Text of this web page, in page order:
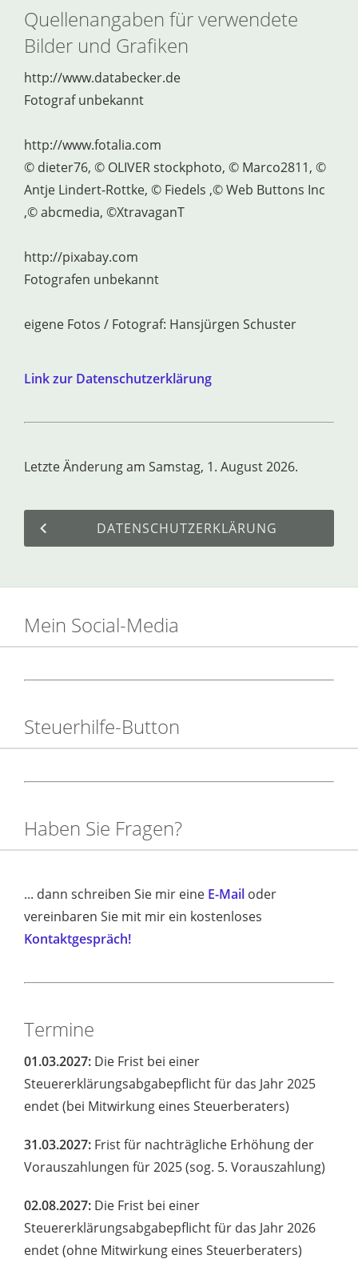
Quellenangaben für verwendete
Bilder und Grafiken
http://www.databecker.de
Fotograf unbekannt
http://www.fotalia.com
© dieter76, © OLIVER stockphoto, © Marco2811, ©
Antje Lindert-Rottke, © Fiedels ,© Web Buttons Inc
,© abcmedia, ©XtravaganT
http://pixabay.com
Fotografen unbekannt
eigene Fotos / Fotograf: Hansjürgen Schuster
Link zur Datenschutzerklärung
Letzte Änderung am Samstag, 1. August 2026.
DATENSCHUTZERKLÄRUNG
Mein Social-Media
Steuerhilfe-Button
Haben Sie Fragen?
... dann schreiben Sie mir eine E-Mail oder
vereinbaren Sie mit mir ein kostenloses
Kontaktgespräch!
Termine
01.03.2027: Die Frist bei einer
Steuererklärungsabgabepflicht für das Jahr 2025
endet (bei Mitwirkung eines Steuerberaters)
31.03.2027: Frist für nachträgliche Erhöhung der
Vorauszahlungen für 2025 (sog. 5. Vorauszahlung)
02.08.2027: Die Frist bei einer
Steuererklärungsabgabepflicht für das Jahr 2026
endet (ohne Mitwirkung eines Steuerberaters)